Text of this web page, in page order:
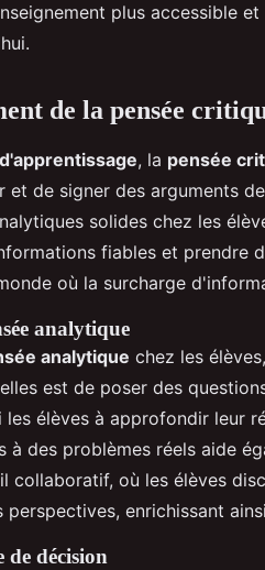
plus accessible
de la pensée
, la pensée
et de signer des arguments
solides chez les
fiables et prendre
où la surcharge
analytique
analytique chez les
est de poser des
les élèves à approfondir leur
à des problèmes réels aide
collaboratif, où les élèves
perspectives, enrichissant
décision